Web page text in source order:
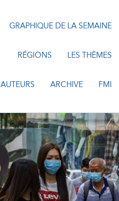
GRAPHIQUE DE LA SEMAINE
RÉGIONS LES THÈMES
AUTEURS ARCHIVE FMI